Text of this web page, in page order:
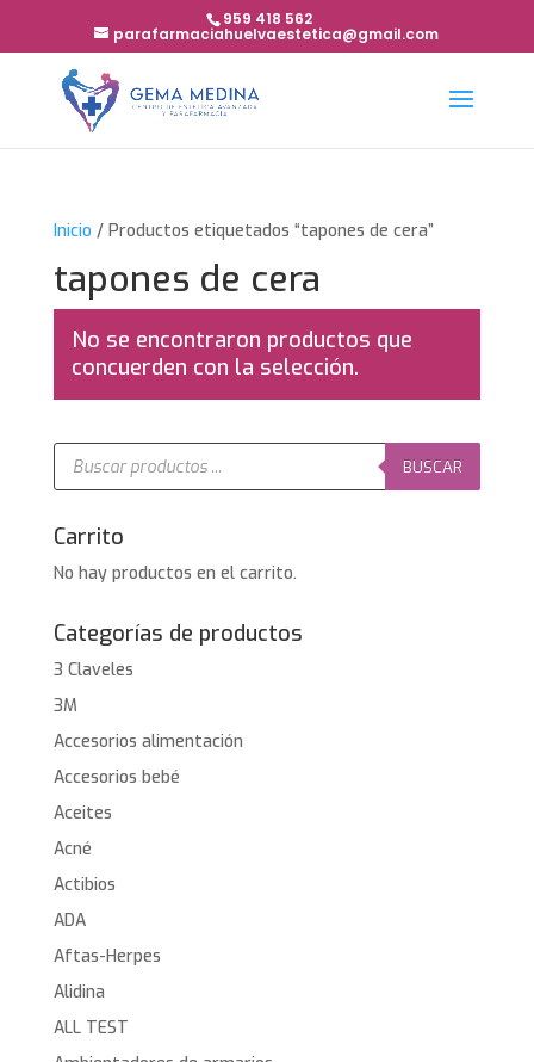
959 418 562
parafarmaciahuelvaestetica@gmail.com
Inicio / Productos etiquetados “tapones de cera”
tapones de cera
No se encontraron productos que
concuerden con la selección.
Búsqueda
productos
BUSCAR
Carrito
No hay productos en el carrito.
Categorías de productos
3 Claveles
3M
Accesorios alimentación
Accesorios bebé
Aceites
Acné
Actibios
ADA
Aftas-Herpes
Alidina
ALL TEST